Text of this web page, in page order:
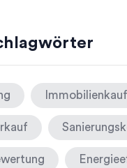
Immobilienkauf